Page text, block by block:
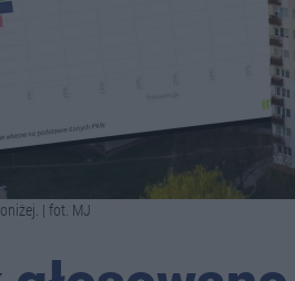
| fot. MJ